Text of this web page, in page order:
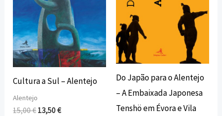
Cultura a Sul – Alentejo
Alentejo
15,00€ 13,50€
Do Japão para o Alentejo
– A Embaixada Japonesa
Tenshö em Évora e Vila